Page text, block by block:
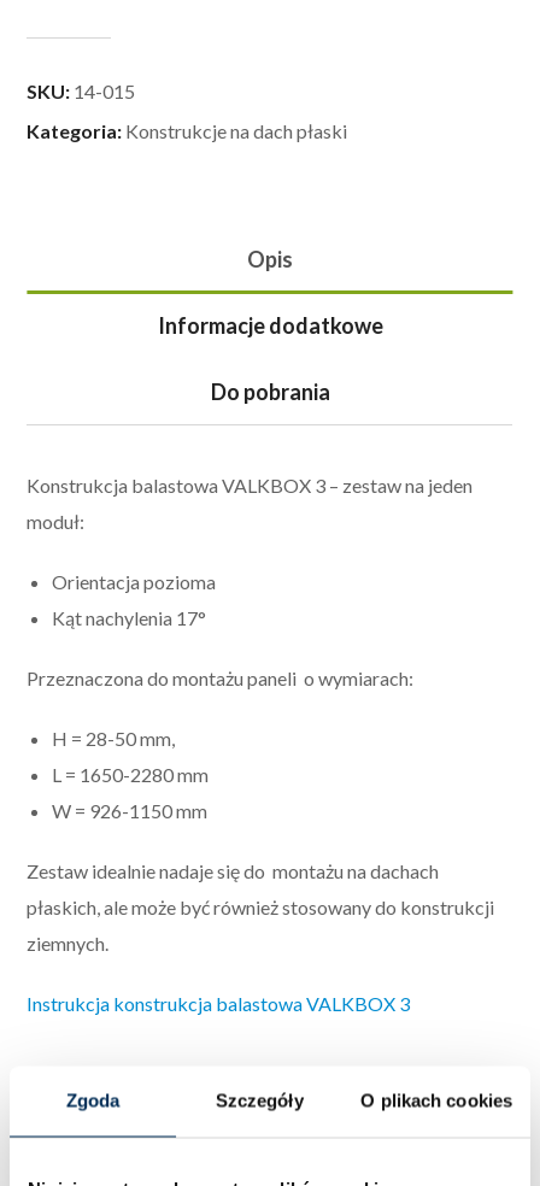
Zgoda Szczegóły O plikach cookies
SKU: 14-015
Kategoria: Konstrukcje na dach płaski
Opis
Informacje dodatkowe
Do pobrania
Konstrukcja balastowa VALKBOX 3 – zestaw na jeden
moduł:
Orientacja pozioma
Kąt nachylenia 17°
Przeznaczona do montażu paneli o wymiarach:
H = 28-50 mm,
L = 1650-2280 mm
W = 926-1150 mm
Zestaw idealnie nadaje się do montażu na dachach
płaskich, ale może być również stosowany do konstrukcji
ziemnych.
Instrukcja konstrukcja balastowa VALKBOX 3